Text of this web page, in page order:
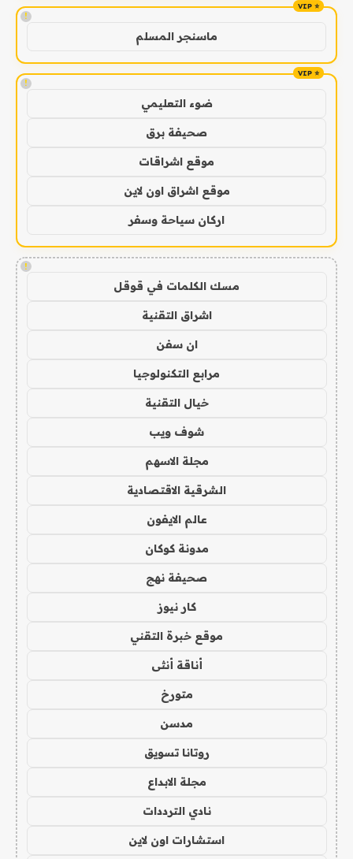
!
ماسنجر المسلم
!
ضوء التعليمي
صحيفة برق
موقع اشراقات
موقع اشراق اون لاين
اركان سياحة وسفر
!
مسك الكلمات في قوقل
اشراق التقنية
ان سفن
مرابع التكنولوجيا
خيال التقنية
شوف ويب
مجلة الاسهم
الشرقية الاقتصادية
عالم الايفون
مدونة كوكان
صحيفة نهج
كار نيوز
موقع خبرة التقني
أناقة أنثى
متورخ
مدسن
روتانا تسويق
مجلة الابداع
نادي الترددات
استشارات اون لاين